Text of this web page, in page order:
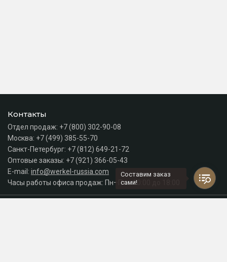
Контакты
Отдел продаж: +7 (800) 302-90-08
Москва: +7 (499) 385-55-70
Санкт-Петербург: +7 (812) 649-21-72
Оптовые заказы: +7 (921) 366-05-43
E-mail: info@werkel-russia.com
Часы работы офиса продаж: Пн–Пт с 10:00 до 18:00
Составим заказ
сами!